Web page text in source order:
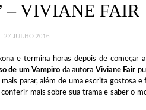
– VIVIANE FAIR
27 JULHO 2016
horas depois de começar a
de um Vampiro da autora Viviane Fair
parar, além de uma escrita gostosa e
mais sobre sua trama e saber o